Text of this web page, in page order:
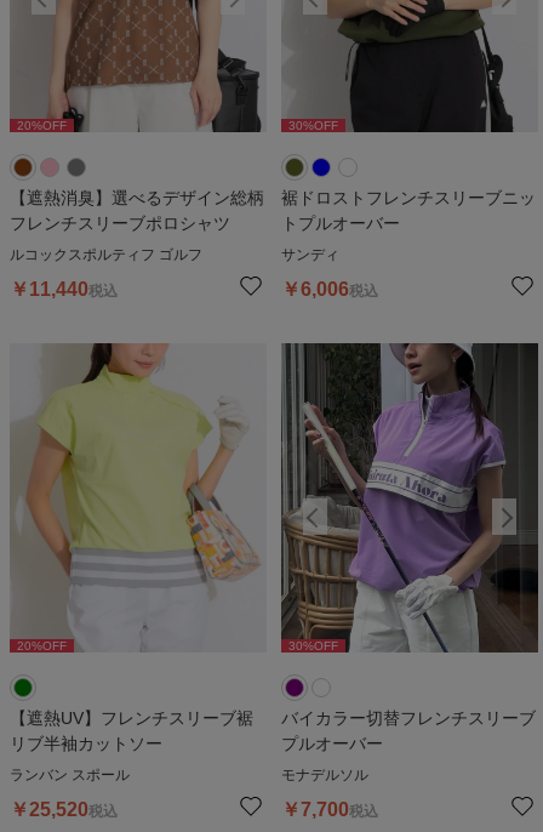
20%OFF %OFF
【遮熱消臭】選べるデザイン総柄
フレンチスリーブポロシャツ
ルコックスポルティフ ゴルフ
￥ 11,440税込
30%OFF 30%OFF
裾ドロストフレンチスリーブニッ
トプルオーバー
サンディ
￥6,006税込
20%OFF
【遮熱UV】フレンチスリーブ裾
リブ半袖カットソー
ランバン スポール
￥25,520税込
30%OFF 30%OFF
バイカラー切替フレンチスリーブ
プルオーバー
モナデルソル
￥7,700税込